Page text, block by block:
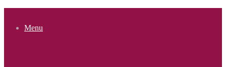
Menu